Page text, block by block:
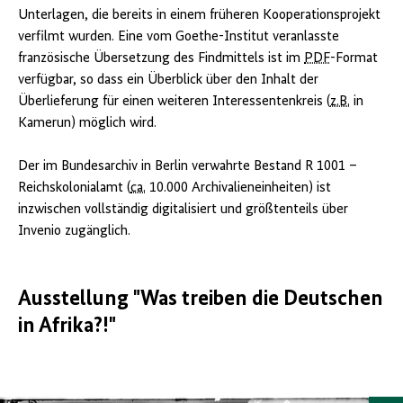
Unterlagen, die bereits in einem früheren Kooperationsprojekt
verfilmt wurden. Eine vom Goethe-Institut veranlasste
französische Übersetzung des Findmittels ist im PDF-Format
verfügbar, so dass ein Überblick über den Inhalt der
Überlieferung für einen weiteren Interessentenkreis (z.B. in
Kamerun) möglich wird.
Der im Bundesarchiv in Berlin verwahrte Bestand R 1001 –
Reichskolonialamt (ca. 10.000 Archivalieneinheiten) ist
inzwischen vollständig digitalisiert und größtenteils über
Invenio zugänglich.
Ausstellung "Was treiben die Deutschen
in Afrika?!"